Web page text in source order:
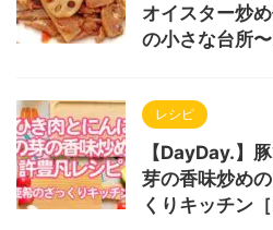
オイスター炒
の小さな台所
レシピ
【DayDay.】
芽の香味炒め
くりキッチン